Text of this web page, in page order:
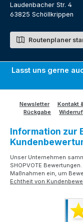
Laudenbacher Str. 4
63825 Schöllkrippen
Routenplaner
Lasst uns gerne
Newsletter Kontakt
Rückgabe
Information zur
Unser Unternehmen
SHOPVOTE
Maßnahmen ein, um
Echtheit von